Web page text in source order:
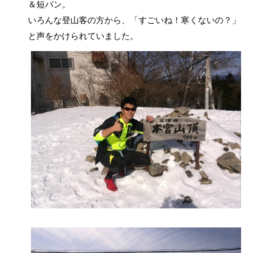
＆短パン。
いろんな登山客の方から、「すごいね！寒くないの？」
と声をかけられていました。